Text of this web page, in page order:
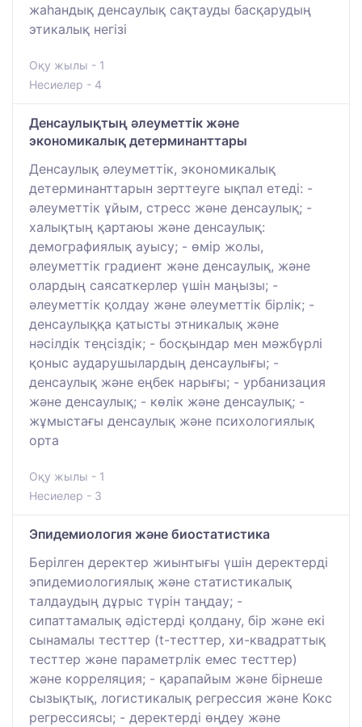
жаһандық денсаулық сақтауды басқарудың
этикалық негізі
Оқу жылы - 1
Несиелер - 4
Денсаулықтың әлеуметтік және
экономикалық детерминанттары
Денсаулық әлеуметтік, экономикалық
детерминанттарын зерттеуге ықпал етеді: -
әлеуметтік ұйым, стресс және денсаулық; -
халықтың қартаюы және денсаулық:
демографиялық ауысу; - өмір жолы,
әлеуметтік градиент және денсаулық, және
олардың саясаткерлер үшін маңызы; -
әлеуметтік қолдау және әлеуметтік бірлік; -
денсаулыққа қатысты этникалық және
нәсілдік теңсіздік; - босқындар мен мәжбүрлі
қоныс аударушылардың денсаулығы; -
денсаулық және еңбек нарығы; - урбанизация
және денсаулық; - көлік және денсаулық; -
жұмыстағы денсаулық және психологиялық
орта
Оқу жылы - 1
Несиелер - 3
Эпидемиология және биостатистика
Берілген деректер жиынтығы үшін деректерді
эпидемиологиялық және статистикалық
талдаудың дұрыс түрін таңдау; -
сипаттамалық әдістерді қолдану, бір және екі
сынамалы тесттер (t-тесттер, хи-квадраттық
тесттер және параметрлік емес тесттер)
және корреляция; - қарапайым және бірнеше
сызықтық, логистикалық регрессия және Кокс
регрессиясы; - деректерді өңдеу және